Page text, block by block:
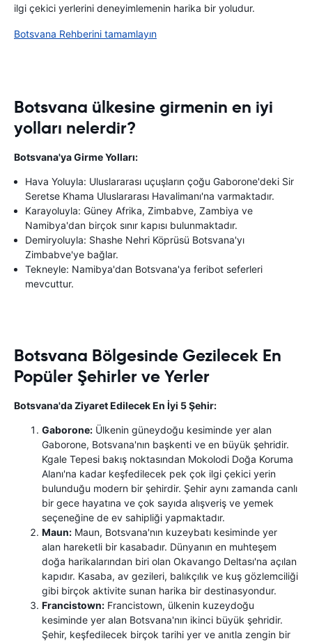
ilgi çekici yerlerini deneyimlemenin harika bir yoludur.
Botsvana Rehberini tamamlayın
Botsvana ülkesine girmenin en iyi
yolları nelerdir?
Botsvana'ya Girme Yolları:
Hava Yoluyla: Uluslararası uçuşların çoğu Gaborone'deki Sir
Seretse Khama Uluslararası Havalimanı'na varmaktadır.
Karayoluyla: Güney Afrika, Zimbabve, Zambiya ve
Namibya'dan birçok sınır kapısı bulunmaktadır.
Demiryoluyla: Shashe Nehri Köprüsü Botsvana'yı
Zimbabve'ye bağlar.
Tekneyle: Namibya'dan Botsvana'ya feribot seferleri
mevcuttur.
Botsvana Bölgesinde Gezilecek En
Popüler Şehirler ve Yerler
Botsvana'da Ziyaret Edilecek En İyi 5 Şehir:
Gaborone: Ülkenin güneydoğu kesiminde yer alan
Gaborone, Botsvana'nın başkenti ve en büyük şehridir.
Kgale Tepesi bakış noktasından Mokolodi Doğa Koruma
Alanı'na kadar keşfedilecek pek çok ilgi çekici yerin
bulunduğu modern bir şehirdir. Şehir aynı zamanda canlı
bir gece hayatına ve çok sayıda alışveriş ve yemek
seçeneğine de ev sahipliği yapmaktadır.
Maun: Maun, Botsvana'nın kuzeybatı kesiminde yer
alan hareketli bir kasabadır. Dünyanın en muhteşem
doğa harikalarından biri olan Okavango Deltası'na açılan
kapıdır. Kasaba, av gezileri, balıkçılık ve kuş gözlemciliği
gibi birçok aktivite sunan harika bir destinasyondur.
Francistown: Francistown, ülkenin kuzeydoğu
kesiminde yer alan Botsvana'nın ikinci büyük şehridir.
Şehir, keşfedilecek birçok tarihi yer ve anıtla zengin bir